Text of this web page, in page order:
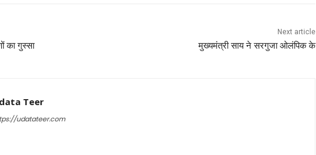
का गुस्सा
Next article
मुख्यमंत्री साय ने सरगुजा ओलंपिक के
Teer
udatateer.com